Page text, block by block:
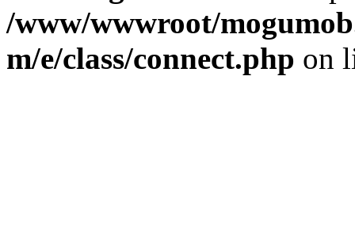
/www/wwwroot/
m/e/class/connect.php on